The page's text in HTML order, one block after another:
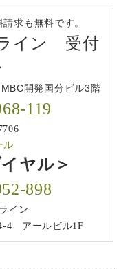
求も無料です。
イン 受付
開発国分ビル3階
119
ル
ヤル＞
898
イン
4 アールビル1F